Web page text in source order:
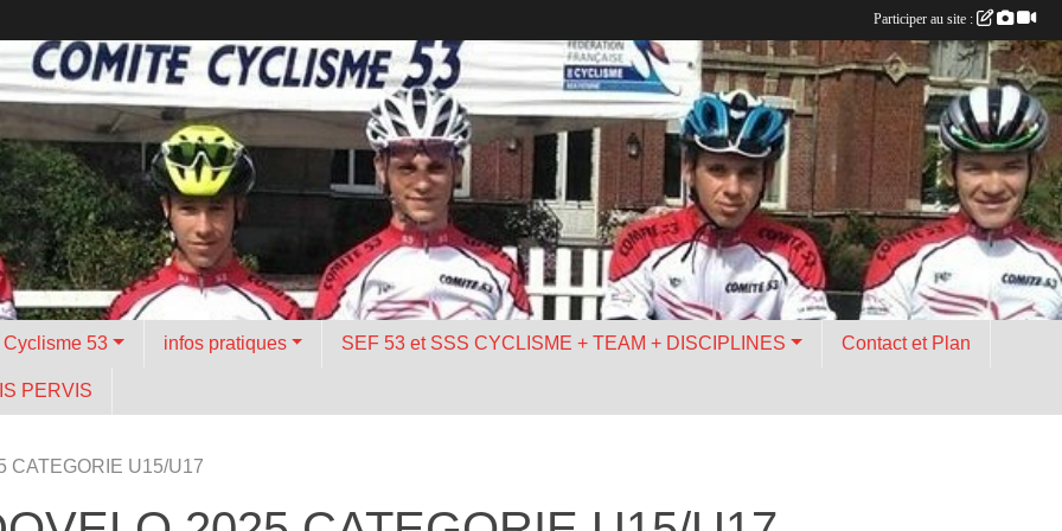
Cyclisme 53 infos pratiques SEF 53 et SSS CYCLISME + TEAM + DISCIPLINES Contact et Plan
PERVIS
CATEGORIE U15/U17
Participer au site :